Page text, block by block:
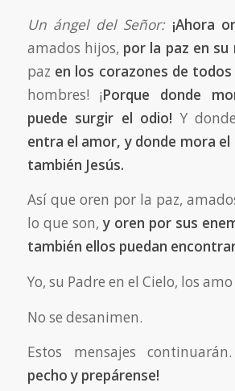
Un ángel del Señor: ¡Ahora
amados hijos, por la paz en su
paz en los corazones de todos
hombres! ¡Porque donde
puede surgir el odio! Y
entra el amor, y donde mora
también Jesús.
Así que oren por la paz,
lo que son,y oren por sus
también ellos puedan
Yo, su Padre en el Cielo, los
No se desanimen.
Estos mensajes continuarán.
pecho y prepárense!